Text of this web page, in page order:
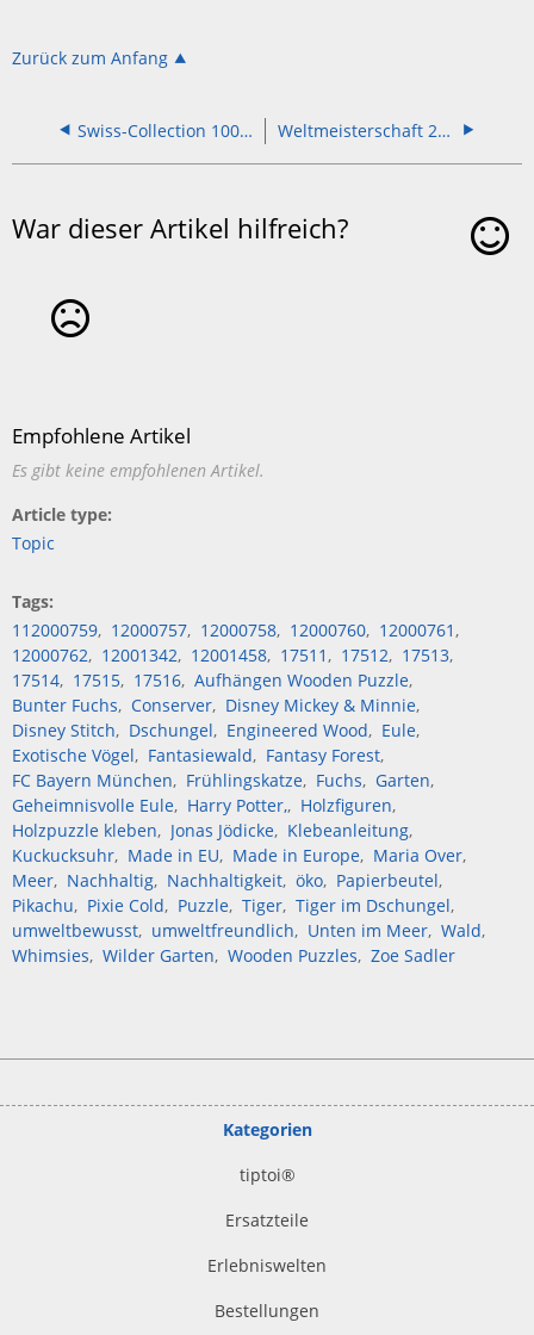
Zurück zum Anfang
Swiss-Collection 1000 Teile Weltmeisterschaft 2025
War dieser Artikel hilfreich?
Empfohlene Artikel
Es gibt keine empfohlenen Artikel.
Article type
Topic
Tags
112000759
12000757 12000758 12000760
12000761
12000762
12001342 12001458 17511 17512
17513
17514
17515 17516 Aufhängen Wooden Puzzle
Bunter Fuchs
Conserver
Disney Mickey & Minnie
Disney Stitch
Dschungel Engineered Wood
Eule
Exotische Vögel
Fantasiewald
Fantasy Forest
FC Bayern München
Frühlingskatze Fuchs
Garten
Geheimnisvolle Eule
Harry Potter,
Holzfiguren
Holzpuzzle kleben
Jonas Jödicke
Klebeanleitung
Kuckucksuhr
Made in EU Made in Europe
Maria Over
Meer
Nachhaltig Nachhaltigkeit öko
Papierbeutel
Pikachu
Pixie Cold Puzzle Tiger Tiger im Dschungel
umweltbewusst
umweltfreundlich Unten im Meer Wald
Whimsies
Wilder Garten Wooden Puzzles Zoe Sadler
Kategorien
tiptoi®
Ersatzteile
Erlebniswelten
Bestellungen